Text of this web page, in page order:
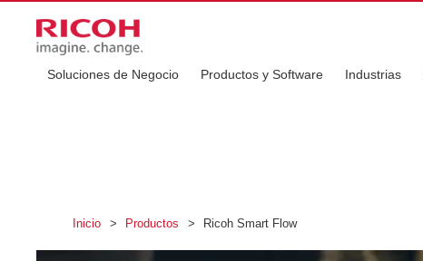
Soluciones de Negocio Productos y Software Industrias
Inicio > Productos > Ricoh Smart Flow